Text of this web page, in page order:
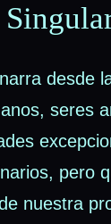
desde
seres
pero
nuestra